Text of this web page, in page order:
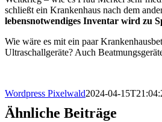
schließt ein Krankenhaus nach dem
lebensnotwendiges Inventar wird zu
Wie wäre es mit ein paar
Ultraschallgeräte? Auch
Wordpress Pixelwald2024-04-
Ähnliche Beiträge